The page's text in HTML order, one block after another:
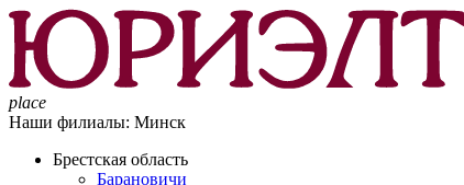
place
Наши филиалы: Минск
Брестская область
Барановичи